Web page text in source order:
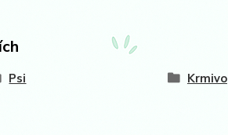
Psi Krmivo